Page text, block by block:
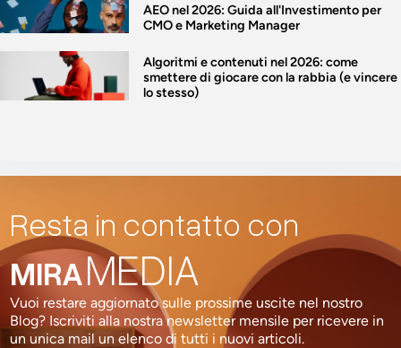
AEO nel 2026: Guida all'Investimento per
CMO e Marketing Manager
Algoritmi e contenuti nel 2026: come
smettere di giocare con la rabbia (e vincere
lo stesso)
Resta in contatto con
MIRAMEDIA
Vuoi restare aggiornato sulle prossime uscite nel nostro
Blog? Iscriviti alla nostra newsletter mensile per ricevere in
un unica mail un elenco di tutti i nuovi articoli.